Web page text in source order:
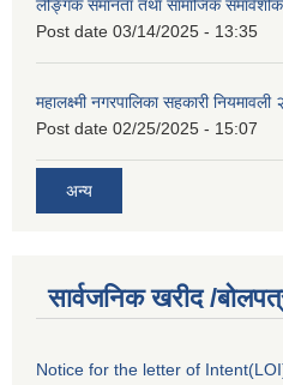
लैङ्गिक समानता तथा सामाजिक
Post date 03/14/2025 - 13:35
महालक्ष्मी नगरपालिका सहकारी
Post date 02/25/2025 - 15:07
अन्य
सार्वजनिक खरीद /
Notice for the letter of